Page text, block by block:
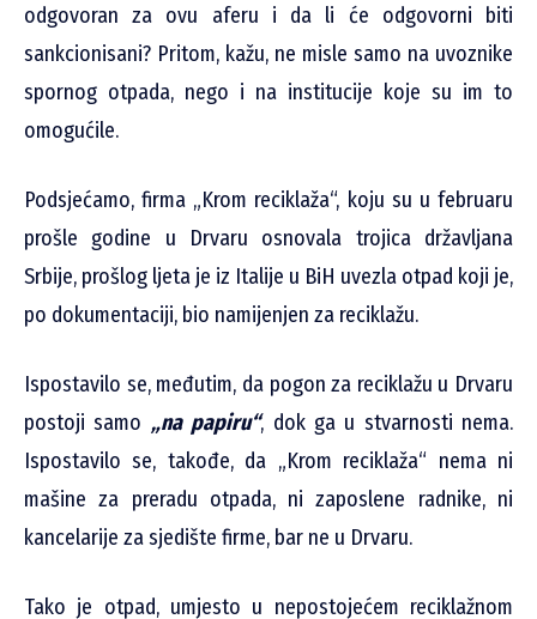
odgovoran za ovu aferu i da li će odgovorni biti
sankcionisani? Pritom, kažu, ne misle samo na uvoznike
spornog otpada, nego i na institucije koje su im to
omogućile.
Podsjećamo, firma „Krom reciklaža“, koju su u februaru
prošle godine u Drvaru osnovala trojica državljana
Srbije, prošlog ljeta je iz Italije u BiH uvezla otpad koji je,
po dokumentaciji, bio namijenjen za reciklažu.
Ispostavilo se, međutim, da pogon za reciklažu u Drvaru
postoji samo „na papiru“, dok ga u stvarnosti nema.
Ispostavilo se, takođe, da „Krom reciklaža“ nema ni
mašine za preradu otpada, ni zaposlene radnike, ni
kancelarije za sjedište firme, bar ne u Drvaru.
Tako je otpad, umjesto u nepostojećem reciklažnom